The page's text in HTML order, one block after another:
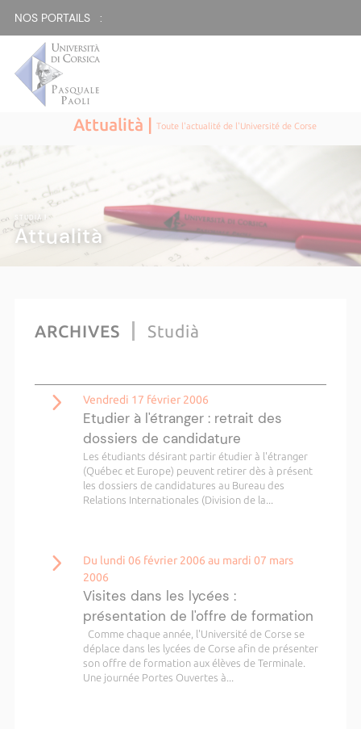
NOS PORTAILS :
Attualità |Toute l'actualité de l'Université de Corse
STUDIÀ
Attualità
ARCHIVES Studià
Vendredi 17 février 2006
Etudier à l'étranger : retrait des
dossiers de candidature
Les étudiants désirant partir étudier à l'étranger
(Québec et Europe) peuvent retirer dès à présent
les dossiers de candidatures au Bureau des
Relations Internationales (Division de la...
Du lundi 06 février 2006 au mardi 07 mars
2006
Visites dans les lycées :
présentation de l'offre de formation
Comme chaque année, l'Université de Corse se
déplace dans les lycées de Corse afin de présenter
son offre de formation aux élèves de Terminale.
Une journée Portes Ouvertes à...